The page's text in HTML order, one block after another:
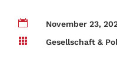

November 23,

Gesellschaft &